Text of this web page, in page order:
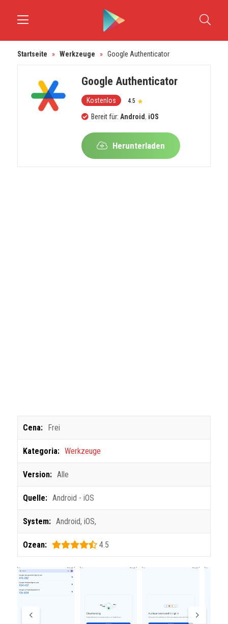
Startseite » Werkzeuge » Google Authenticator
Google Authenticator
Kostenlos 4.5
Bereit für: Android , iOS
Herunterladen
Cena: Frei
Kategoria: Werkzeuge
Version: Alle
Quelle: Android - iOS
System: Android, iOS,
Ozean: 4.5